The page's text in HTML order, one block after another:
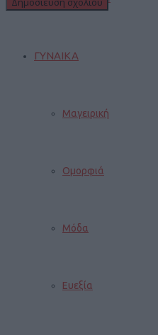
ΓΥΝΑΙΚΑ
Μαγειρική
Ομορφιά
Μόδα
Ευεξία